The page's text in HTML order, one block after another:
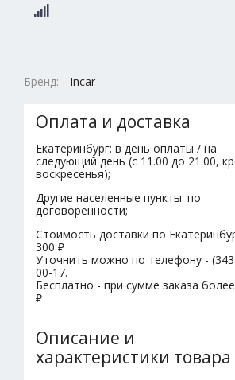
Бренд: Incar
Оплата и доставка
Екатеринбург: в день оплаты / на
следующий день (с 11.00 до 21.00,
воскресенья);
Другие населенные пункты: по
договоренности;
Стоимость доставки по
300 ₽
Уточнить можно по телефону -
00-17.
Бесплатно - при сумме заказа
₽
Описание и
характеристики товара